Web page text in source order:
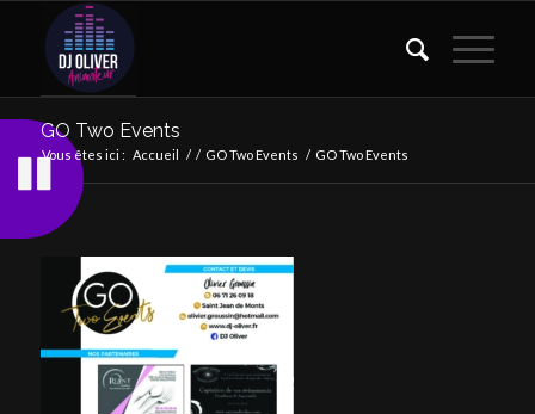
GO Two Events
Vous êtes ici : Accueil / / GO Two Events / GO Two Events